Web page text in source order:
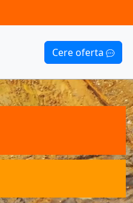
Cere oferta